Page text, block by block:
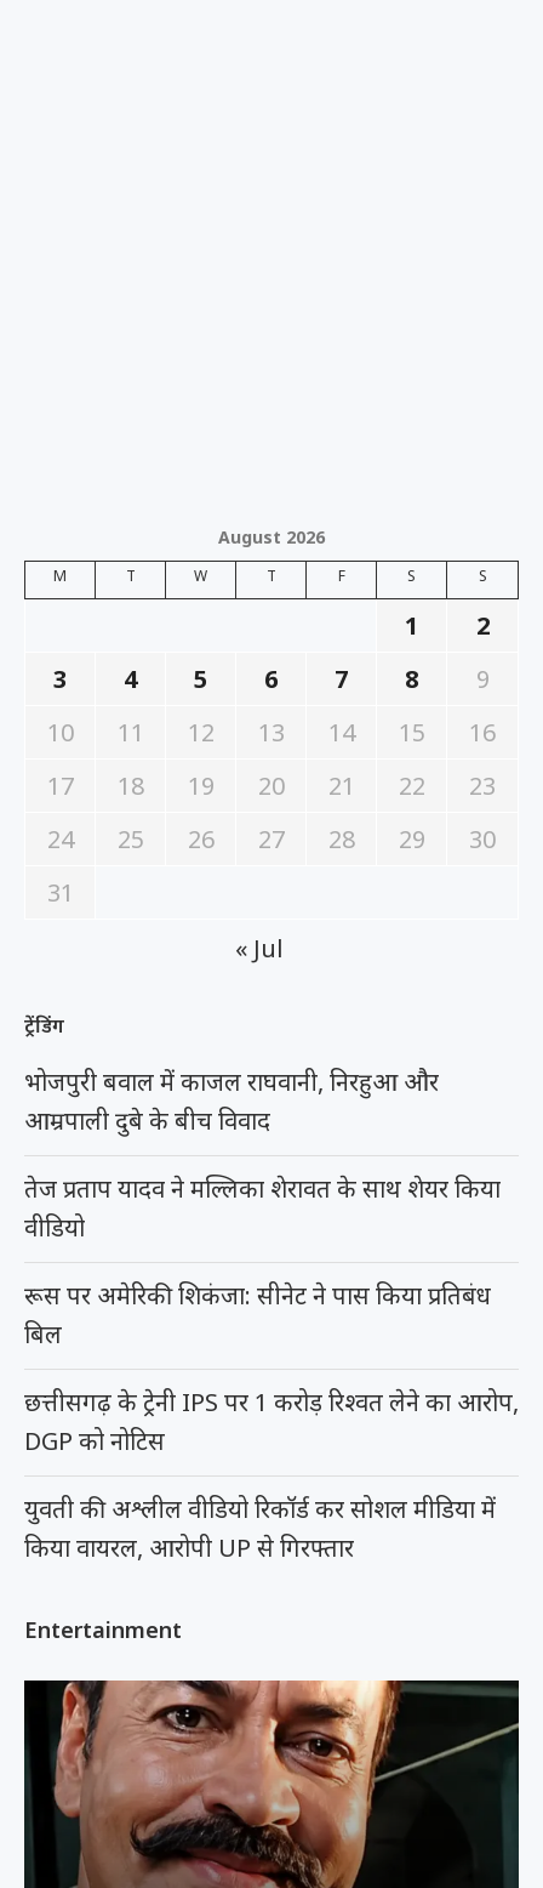
August 2026
M T W T F S S
1
2
3
4 5 6 7 8
9
10
11 12 13 14 15
16
17
18 19 20 21 22
23
24
25 26 27 28 29
30
31
« Jul
ट्रेंडिंग
भोजपुरी बवाल में काजल राघवानी, निरहुआ और
आम्रपाली दुबे के बीच विवाद
तेज प्रताप यादव ने मल्लिका शेरावत के साथ शेयर किया
वीडियो
रूस पर अमेरिकी शिकंजा: सीनेट ने पास किया प्रतिबंध
बिल
छत्तीसगढ़ के ट्रेनी IPS पर 1 करोड़ रिश्वत लेने का आरोप,
DGP को नोटिस
युवती की अश्लील वीडियो रिकॉर्ड कर सोशल मीडिया में
किया वायरल, आरोपी UP से गिरफ्तार
Entertainment